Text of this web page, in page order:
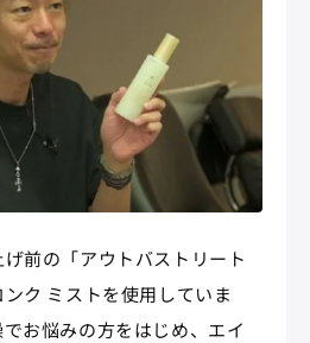
前の「アウトバストリート
ク ミストを使用していま
お悩みの方をはじめ、エイ